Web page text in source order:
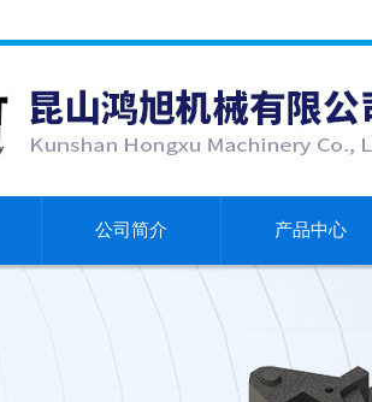
公司简介 产品中心